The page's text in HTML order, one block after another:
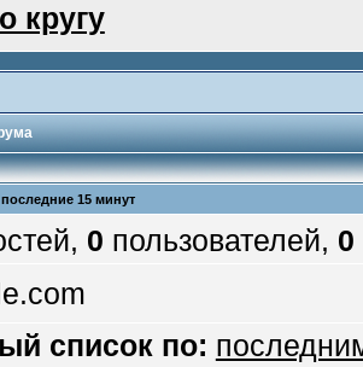
кругу
последние 15 минут
0 пользователей, 0
список по: